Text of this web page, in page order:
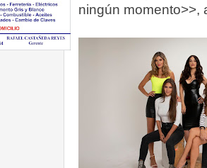
ningún momento>>,